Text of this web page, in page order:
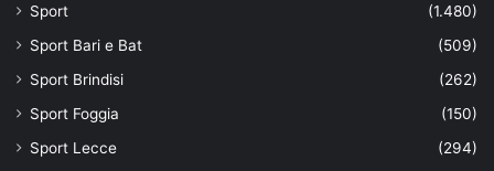
Sport
(1.480)
Sport Bari e Bat
(509)
Sport Brindisi
(262)
Sport Foggia
(150)
Sport Lecce
(294)